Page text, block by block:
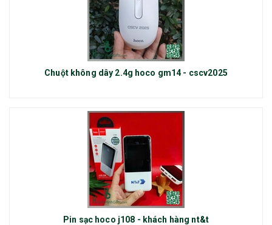
Chuột không dây 2.4g hoco gm14 - cscv2025
Pin sạc hoco j108 - khách hàng nt&t